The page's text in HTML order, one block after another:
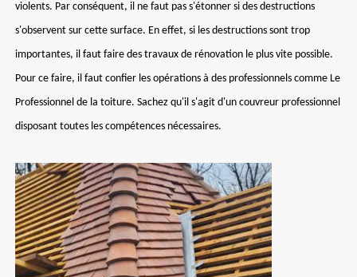
violents. Par conséquent, il ne faut pas s'étonner si des destructions
s'observent sur cette surface. En effet, si les destructions sont trop
importantes, il faut faire des travaux de rénovation le plus vite possible.
Pour ce faire, il faut confier les opérations à des professionnels comme Le
Professionnel de la toiture. Sachez qu'il s'agit d'un couvreur professionnel
disposant toutes les compétences nécessaires.